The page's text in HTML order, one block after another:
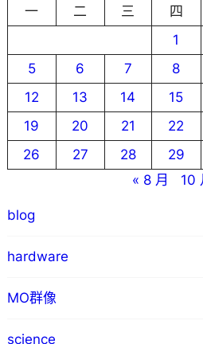
一
二 三 四
1
5
6 7 8
12
13 14 15
19
20 21 22
26
27 28 29
« 8 月
10
blog
hardware
MO群像
science